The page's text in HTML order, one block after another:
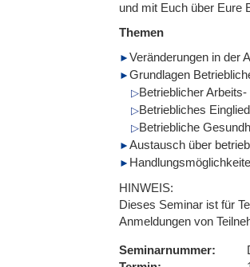
und mit Euch über Eure
Themen
Veränderungen in der
Grundlagen
Betrieblicher
Betriebliches
Betriebliche
Austausch über
HINWEIS:
Dieses Seminar ist für
Anmeldungen von
Seminarnummer